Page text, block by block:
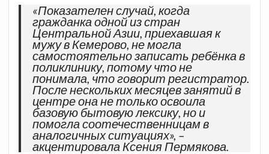
«Показателен случай, когда
гражданка одной из стран
Центральной Азии, приехавшая к
мужу в Кемерово, не могла
самостоятельно записать ребёнка в
поликлинику, потому что не
понимала, что говорит регистратор.
После нескольких месяцев занятий в
центре она не только освоила
базовую бытовую лексику, но и
помогла соотечественницам в
аналогичных ситуациях», –
акцентировала Ксения Пермякова.